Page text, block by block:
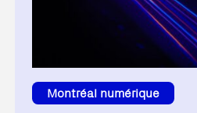
Montréal numérique